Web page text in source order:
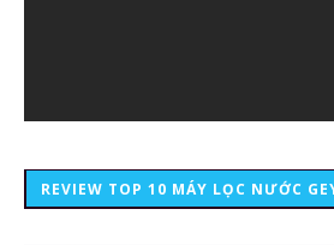
REVIEW TOP 10 MÁY LỌC NƯỚC